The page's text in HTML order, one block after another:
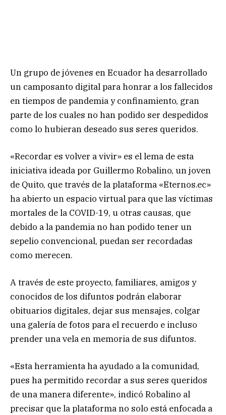
Un grupo de jóvenes en Ecuador ha desarrollado
un camposanto digital para honrar a los fallecidos
en tiempos de pandemia y confinamiento, gran
parte de los cuales no han podido ser despedidos
como lo hubieran deseado sus seres queridos.
«Recordar es volver a vivir» es el lema de esta
iniciativa ideada por Guillermo Robalino, un joven
de Quito, que través de la plataforma «Eternos.ec»
ha abierto un espacio virtual para que las víctimas
mortales de la COVID-19, u otras causas, que
debido a la pandemia no han podido tener un
sepelio convencional, puedan ser recordadas
como merecen.
A través de este proyecto, familiares, amigos y
conocidos de los difuntos podrán elaborar
obituarios digitales, dejar sus mensajes, colgar
una galería de fotos para el recuerdo e incluso
prender una vela en memoria de sus difuntos.
«Esta herramienta ha ayudado a la comunidad,
pues ha permitido recordar a sus seres queridos
de una manera diferente», indicó Robalino al
precisar que la plataforma no solo está enfocada a